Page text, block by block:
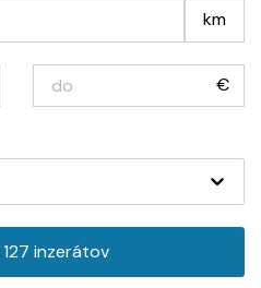
km
€
127 inzerátov